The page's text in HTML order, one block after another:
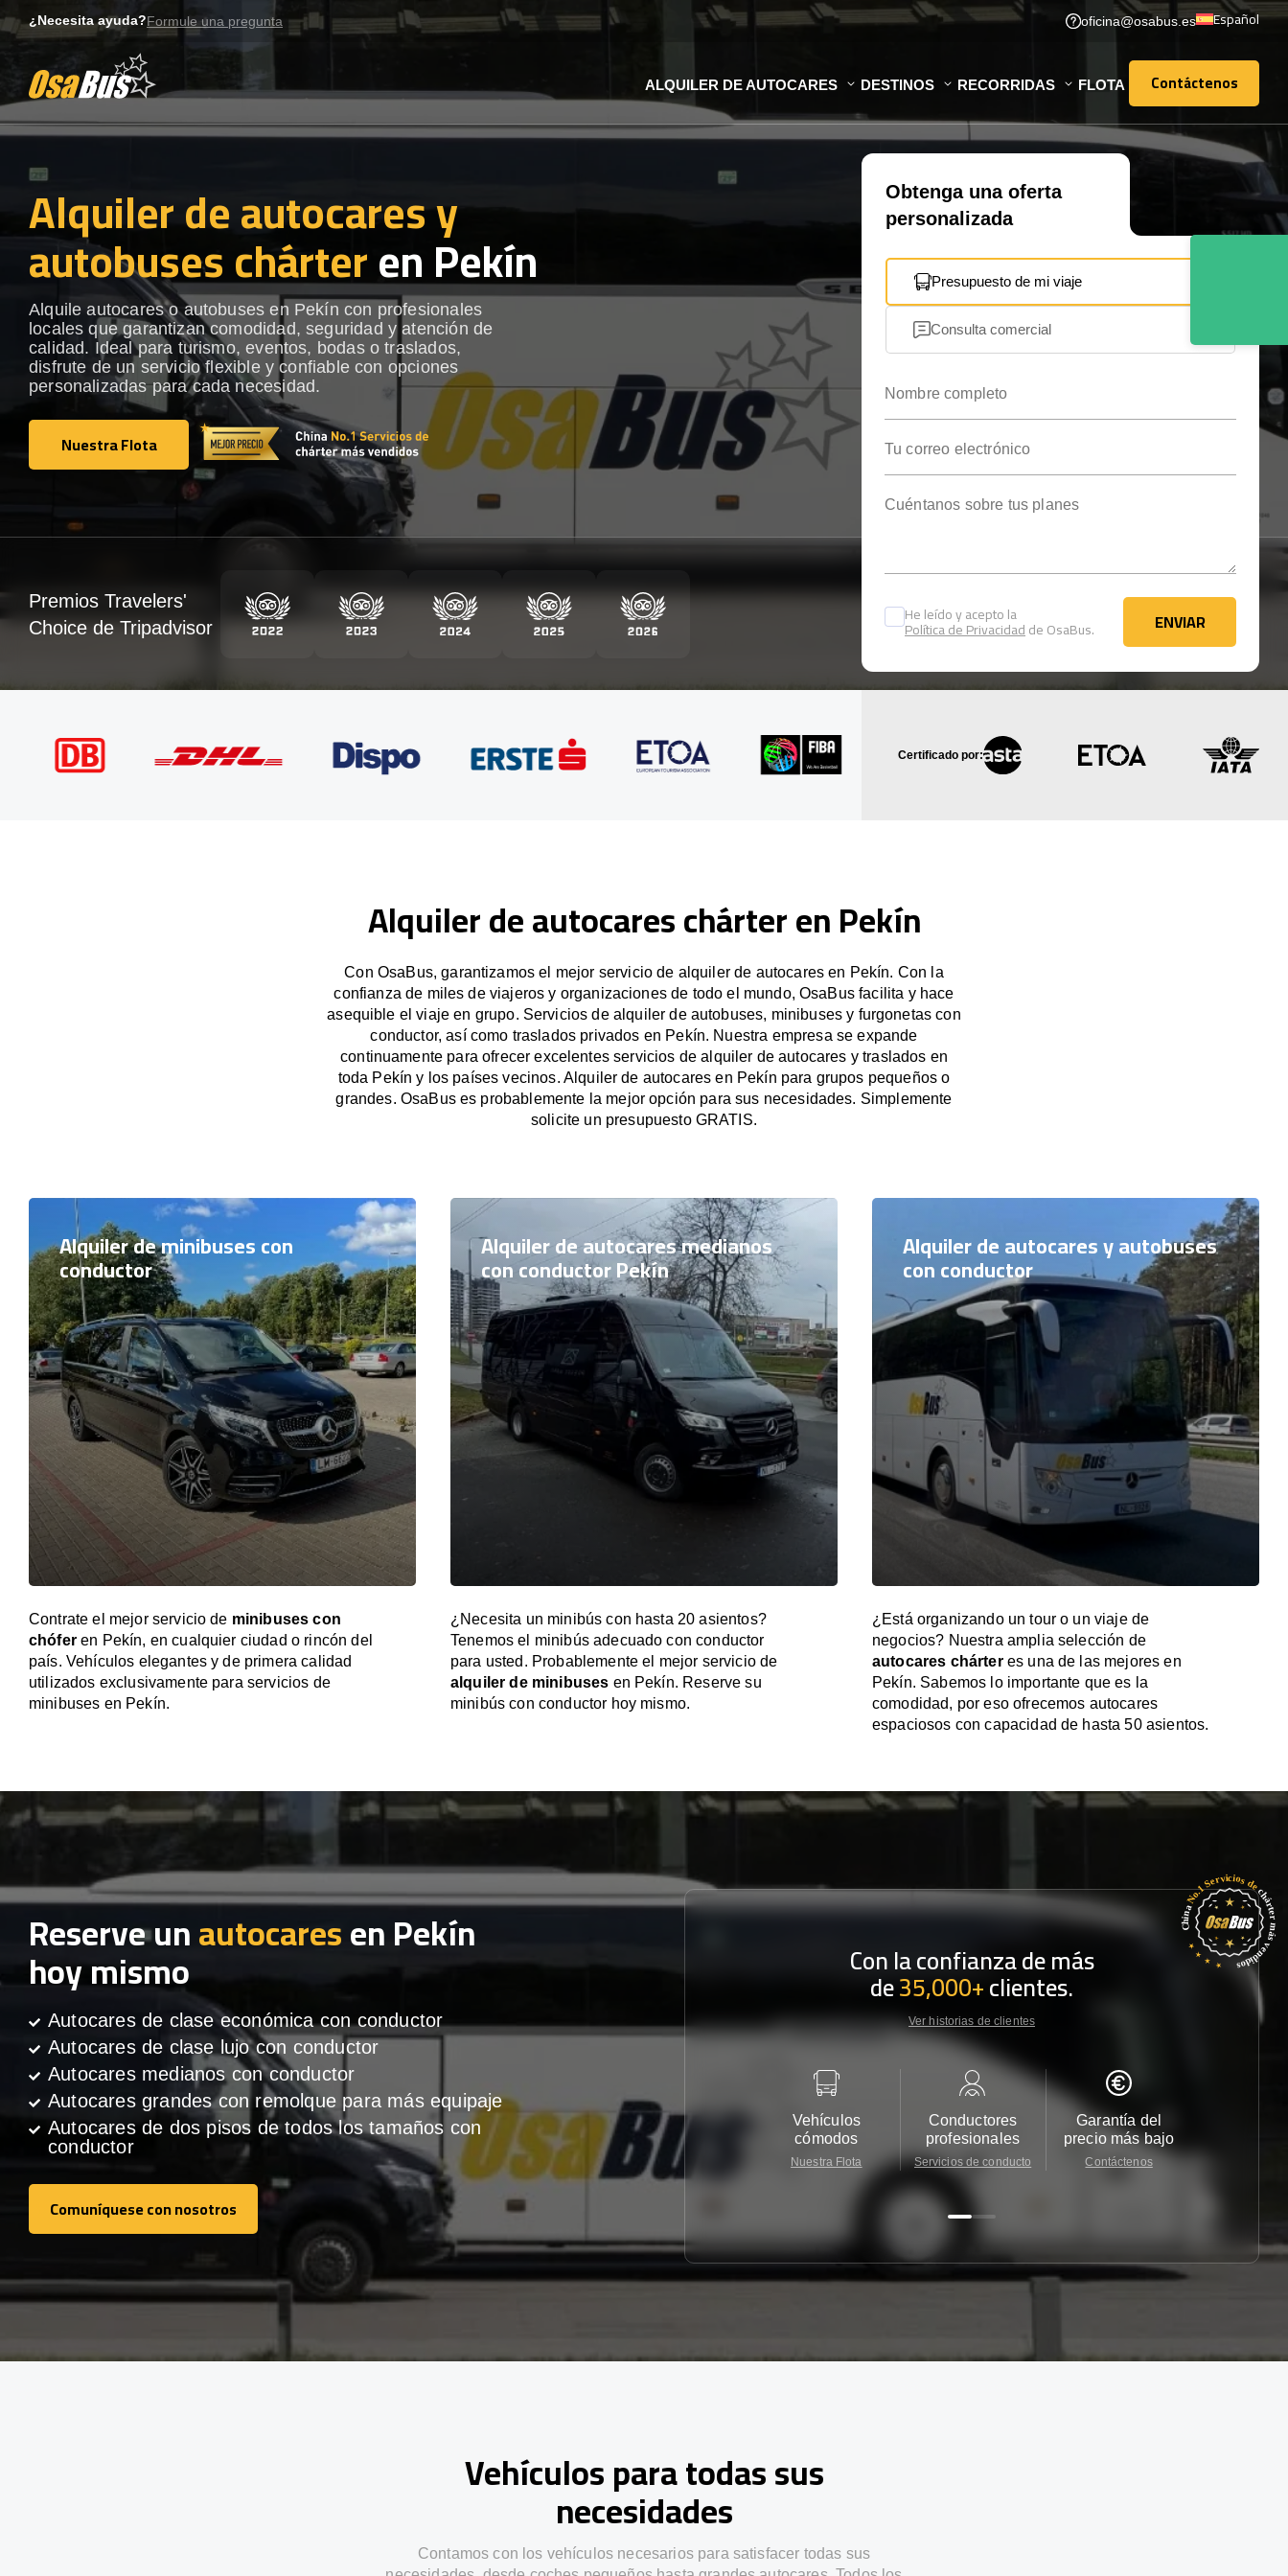
to
¿Necesita ayuda?Formule una pregunta oficina@osabus.es Español
ALQUILER DE AUTOCARES DESTINOS RECORRIDAS FLOTA Contáctenos
Contáctenos
Alquiler de autocares y
autobuses chárteren Pekín
Alquile autocares o autobuses en Pekín con profesionales
locales que garantizan comodidad, seguridad y atención de
calidad. Ideal para turismo, eventos, bodas o traslados,
disfrute de un servicio flexible y confiable con opciones
personalizadas para cada necesidad.
Nuestra Flota
Nuestra Flota
Obtenga una oferta
personalizada
Presupuesto de mi viaje
Consulta comercial
He leído y acepto la
Política de Privacidadde OsaBus. ENVIAR
ENVIAR
Premios Travelers'
Choice de Tripadvisor
Certificado por:
Alquiler de autocares chárter en Pekín
Con OsaBus, garantizamos el mejor servicio de alquiler de autocares en Pekín. Con la
confianza de miles de viajeros y organizaciones de todo el mundo, OsaBus facilita y hace
asequible el viaje en grupo. Servicios de alquiler de autobuses, minibuses y furgonetas con
conductor, así como traslados privados en Pekín. Nuestra empresa se expande
continuamente para ofrecer excelentes servicios de alquiler de autocares y traslados en
toda Pekín y los países vecinos. Alquiler de autocares en Pekín para grupos pequeños o
grandes. OsaBus es probablemente la mejor opción para sus necesidades. Simplemente
solicite un presupuesto GRATIS.
Alquiler de minibuses con
conductor
Contrate el mejor servicio de minibuses con
chóferen Pekín, en cualquier ciudad o rincón del
país. Vehículos elegantes y de primera calidad
utilizados exclusivamente para servicios de
minibuses en Pekín.
Alquiler de autocares medianos
con conductor Pekín
¿Necesita un minibús con hasta 20 asientos?
Tenemos el minibús adecuado con conductor
para usted. Probablemente el mejor servicio de
alquiler de minibuses en Pekín. Reserve su
minibús con conductor hoy mismo.
Alquiler de autocares y autobuses
con conductor
¿Está organizando un tour o un viaje de
negocios? Nuestra amplia selección de
autocares chárteres una de las mejores en
Pekín. Sabemos lo importante que es la
comodidad, por eso ofrecemos autocares
espaciosos con capacidad de hasta 50 asientos.
Reserve unautocaresen Pekín
hoy mismo
Autocares de clase económica con conductor
Autocares de clase lujo con conductor
Autocares medianos con conductor
Autocares grandes con remolque para más equipaje
Autocares de dos pisos de todos los tamaños con
conductor
Comuníquese con nosotros
Comuníquese con nosotros
Con la confianza de más
de35,000+clientes.
Ver historias de clientes
Vehículos
cómodos
Nuestra Flota
Conductores
profesionales
Servicios de conducto
Garantía del
precio más bajo
Contáctenos
Vehículos para todas sus
necesidades
Contamos con los vehículos necesarios para satisfacer todas sus